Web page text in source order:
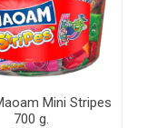
Mini Stripes
700 g.